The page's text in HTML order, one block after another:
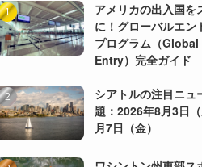
アメリカの出入国を
に！グローバルエン
プログラム（Global
Entry）完全ガイド
シアトルの注目ニュ
題：2026年8月3日
月7日（金）